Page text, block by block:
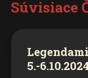
Súvisiace
5.-